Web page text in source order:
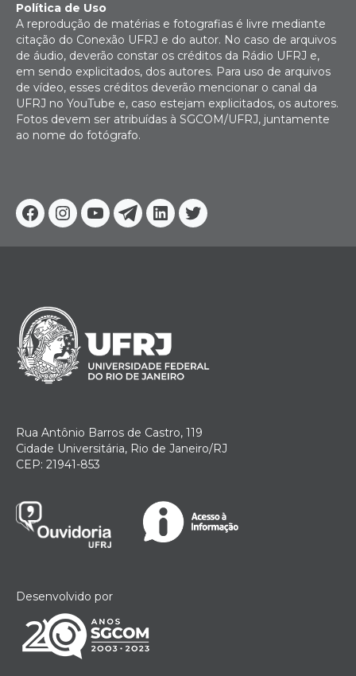
Facebook
Instagram
YoutubeTelegram
Linkedin
Twitter
Política de Uso
A reprodução de matérias e fotografias é livre mediante
citação do Conexão UFRJ e do autor. No caso de arquivos
de áudio, deverão constar os créditos da Rádio UFRJ e,
em sendo explicitados, dos autores. Para uso de arquivos
de vídeo, esses créditos deverão mencionar o canal da
UFRJ no YouTube e, caso estejam explicitados, os autores.
Fotos devem ser atribuídas à SGCOM/UFRJ, juntamente
ao nome do fotógrafo.
Rua Antônio Barros de Castro, 119
Cidade Universitária, Rio de Janeiro/RJ
CEP: 21941-853
Desenvolvido por